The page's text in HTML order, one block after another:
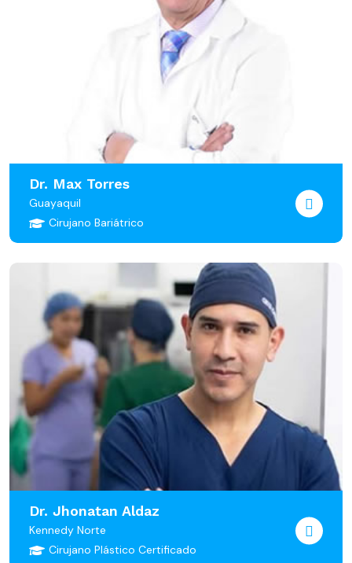
Dr. Max Torres
Guayaquil
Cirujano Bariátrico
Dr. Jhonatan Aldaz
Kennedy Norte
Cirujano Plástico Certificado